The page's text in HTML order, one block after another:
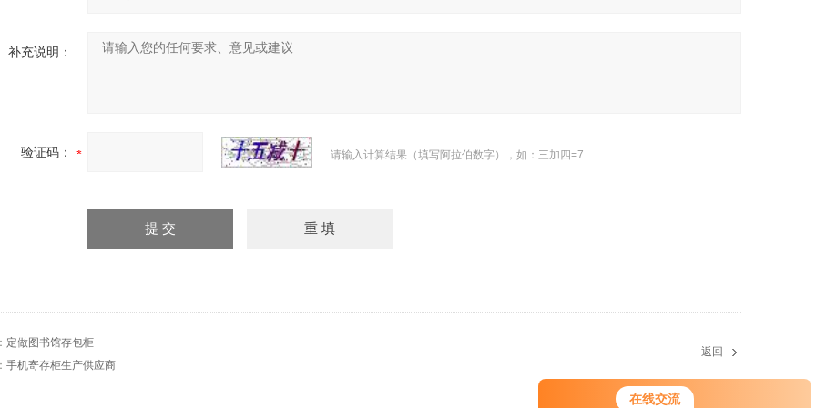
在线交流
补充说明：
验证码： 请输入计算结果（填写阿拉伯数字），如：三加四=7
定做图书馆存包柜
手机寄存柜生产供应商
返回